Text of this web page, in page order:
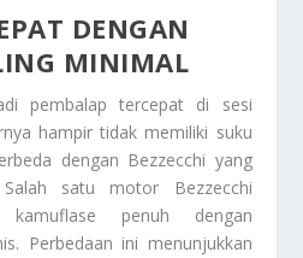
DENGAN
MINIMAL
pembalap tercepat di sesi
hampir tidak memiliki suku
dengan Bezzecchi yang
satu motor Bezzecchi
kamuflase penuh dengan
Perbedaan ini menunjukkan